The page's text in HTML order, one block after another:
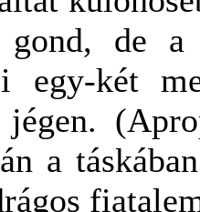
de a
egy-két
a